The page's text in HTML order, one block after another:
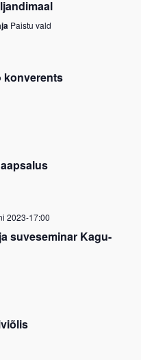
Paistu vald
konverents
2023-17:00
suveseminar Kagu-